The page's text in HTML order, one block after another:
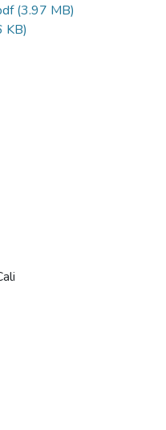
(3.97 MB)
KB)